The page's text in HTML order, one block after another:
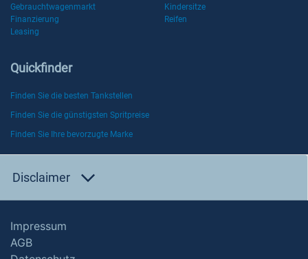
Gebrauchtwagenmarkt
Kindersitze
Finanzierung
Reifen
Leasing
Quickfinder
Finden Sie die besten Tankstellen
Finden Sie die günstigsten Spritpreise
Finden Sie Ihre bevorzugte Marke
Disclaimer
Impressum
AGB